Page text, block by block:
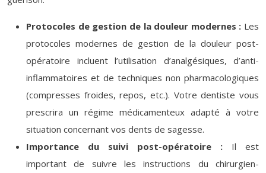
Protocoles de gestion de la douleur modernes : Les
protocoles modernes de gestion de la douleur post-
opératoire incluent l’utilisation d’analgésiques, d’anti-
inflammatoires et de techniques non pharmacologiques
(compresses froides, repos, etc.). Votre dentiste vous
prescrira un régime médicamenteux adapté à votre
situation concernant vos dents de sagesse.
Importance du suivi post-opératoire : Il est
important de suivre les instructions du chirurgien-